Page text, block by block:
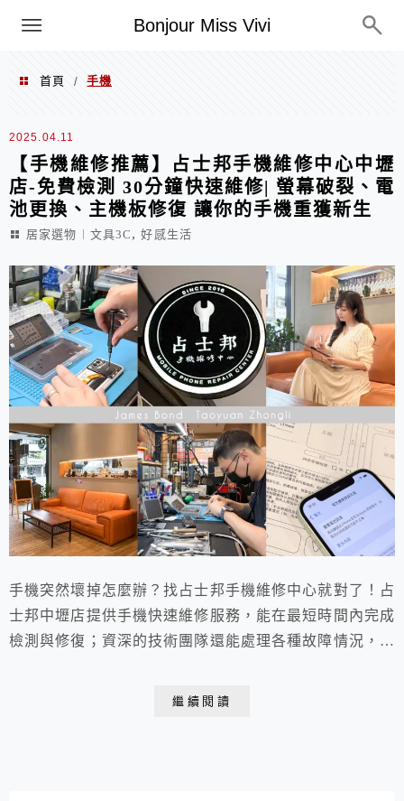
Bonjour Miss Vivi
選單
首頁 / 手機
手機
2025.04.11
【手機維修推薦】占士邦手機維修中心中壢
店-免費檢測 30分鐘快速維修| 螢幕破裂、電
池更換、主機板修復 讓你的手機重獲新生
居家選物︱文具3C ,好感生活
手機突然壞掉怎麼辦？找占士邦手機維修中心就對了！占
士邦中壢店提供手機快速維修服務，能在最短時間內完成
檢測與修復；資深的技術團隊還能處理各種故障情況，高
繼續閱讀